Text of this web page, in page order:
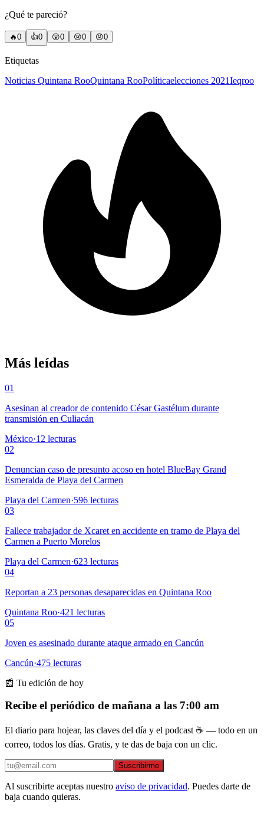
¿Qué te pareció?
🔥0 👍0 😲0 😢0 😠0
Etiquetas
Noticias Quintana RooQuintana RooPolíticaelecciones 2021Ieqroo
Más leídas
01
Asesinan al creador de contenido César Gastélum durante
transmisión en Culiacán
México·12 lecturas
02
Denuncian caso de presunto acoso en hotel BlueBay Grand
Esmeralda de Playa del Carmen
Playa del Carmen·596 lecturas
03
Fallece trabajador de Xcaret en accidente en tramo de Playa del
Carmen a Puerto Morelos
Playa del Carmen·623 lecturas
04
Reportan a 23 personas desaparecidas en Quintana Roo
Quintana Roo·421 lecturas
05
Joven es asesinado durante ataque armado en Cancún
Cancún·475 lecturas
📰 Tu edición de hoy
Recibe el periódico de mañana a las 7:00 am
El diario para hojear, las claves del día y el podcast ☕ — todo en un
correo, todos los días. Gratis, y te das de baja con un clic.
Suscribirme
Al suscribirte aceptas nuestro aviso de privacidad. Puedes darte de
baja cuando quieras.